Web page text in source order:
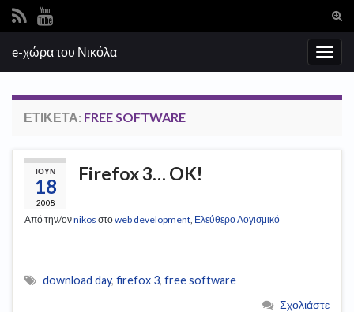
Search for:
e-χώρα του Νικόλα
ΕΤΙΚΈΤΑ: FREE SOFTWARE
ΙΟΎΝ
18
2008
Firefox 3… OK!
Από την/ονnikos στοweb development, Ελεύθερο Λογισμικό
download day, firefox 3, free software
Σχολιάστε